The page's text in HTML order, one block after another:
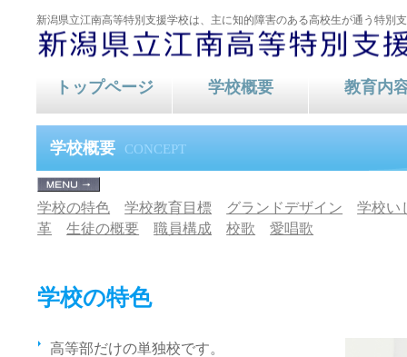
新潟県立江南高等特別支援学校は、主に知的障害のある高校生が通う特別
学校概要 CONCEPT
学校の特色 学校教育目標 グランドデザイン
学校い
革
生徒の概要 職員構成 校歌 愛唱歌
学校の特色
高等部だけの単独校です。
トップページ
教育内容
学校概要 教育内